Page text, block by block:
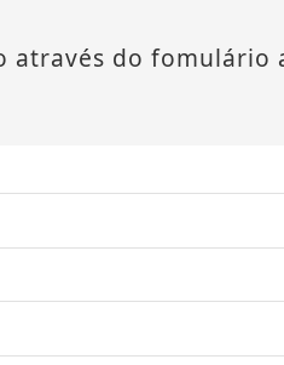
através do